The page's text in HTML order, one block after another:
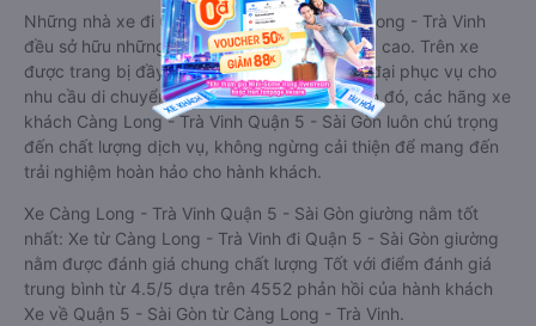
Những nhà xe đi Quận 5 - Sài Gòn từ Càng Long - Trà Vinh
đều sở hữu những xe giường nằm chất lượng cao. Trên xe
được trang bị đầy đủ các trang thiết bị hiện đại phục vụ cho
nhu cầu di chuyển của hành khách. Bên cạnh đó, các hãng xe
khách Càng Long - Trà Vinh Quận 5 - Sài Gòn luôn chú trọng
đến chất lượng dịch vụ, không ngừng cải thiện để mang đến
trải nghiệm hoàn hảo cho hành khách.
Xe Càng Long - Trà Vinh Quận 5 - Sài Gòn giường nằm tốt
nhất: Xe từ Càng Long - Trà Vinh đi Quận 5 - Sài Gòn giường
nằm được đánh giá chung chất lượng Tốt với điểm đánh giá
trung bình từ 4.5/5 dựa trên 4552 phản hồi của hành khách
Xe về Quận 5 - Sài Gòn từ Càng Long - Trà Vinh.